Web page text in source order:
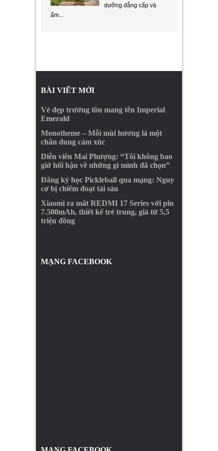
dưỡng đẳng cấp và
ẩm...
BÀI VIẾT MỚI
Vẻ đẹp trường tồn mang tên Imperial
Emerald
Monotheme – Mỗi mùi hương là một
chân dung cảm xúc
Diễn viên Mai Phượng: “Tôi không bao
giờ hối hận về những gì mình đã chọn”
Đăng ký học Pickleball qua mạng: Nguy
cơ bị chiếm đoạt tài sản
Xiaomi ra mắt REDMI 17 Series với pin
7.500mAh, thiết kế trẻ trung, giá từ 5,5
triệu đồng
MẠNG FACEBOOK